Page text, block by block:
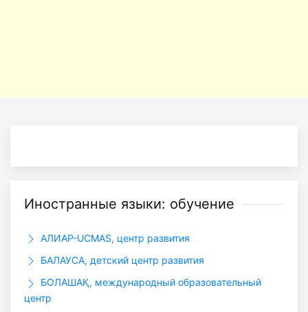
Иностранные языки: обучение
АЛИАР-UCMAS, центр развития
БАЛАУСА, детский центр развития
БОЛАШАҚ, международный образовательный
центр